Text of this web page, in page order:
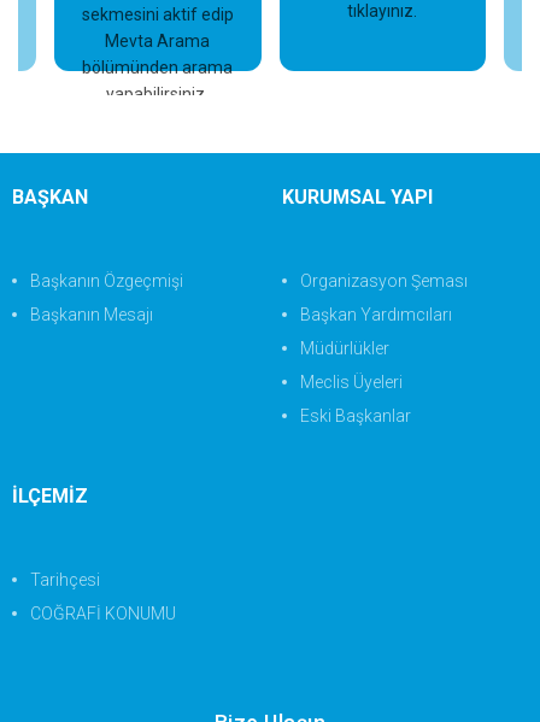
sekmesini aktif edip
Mevta Arama
bölümünden arama
yapabilirsiniz.
İncele
tıklayınız.
BAŞKAN
Başkanın Özgeçmişi
Başkanın Mesajı
KURUMSAL YAPI
Organizasyon Şeması
Başkan Yardımcıları
Müdürlükler
Meclis Üyeleri
Eski Başkanlar
İLÇEMİZ
Tarihçesi
COĞRAFİ KONUMU